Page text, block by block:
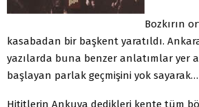
Bozkırın
kasabadan bir başkent yaratıldı.
yazılarda buna benzer anlatımlar yer
başlayan parlak geçmişini yok sayarak…
Hititlerin Ankuva dedikleri kente tüm